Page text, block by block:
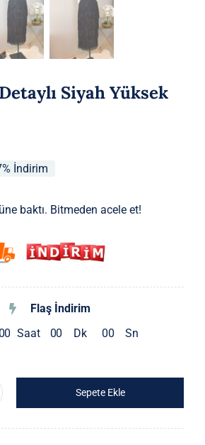
Siyah Yüksek
İndirim
baktı. Bitmeden acele et!
Flaş İndirim
00 Saat 00 Dk 00 Sn
Sepete Ekle